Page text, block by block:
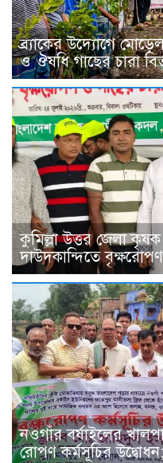
ব্র্যাকের উদ্যোগে
ও ঔষধি গাছের চারা
কুমিল্লা উত্তর জেলা
দাউদকান্দিতে
নওগাঁর বর্ষাইলের
রোপণ কর্মসূচির উদ্বোধন;